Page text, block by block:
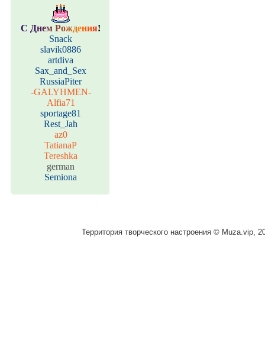
С Днем Рождения!
Snack
slavik0886
artdiva
Sax_and_Sex
RussiaPiter
-GALYHMEN-
Alfia71
sportage81
Rest_Jah
az0
TatianaP
Tereshka
german
Semiona
Территория творческого настроения © Muza.vip,